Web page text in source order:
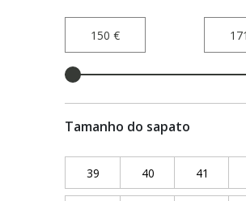
Tamanho do sapato
39 Refine by Tamanho do
40 Refine by
41